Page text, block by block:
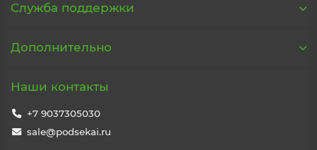
Служба поддержки
Дополнительно
Наши контакты
+7 9037305030
sale@podsekai.ru